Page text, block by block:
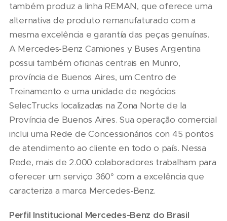
também produz a linha REMAN, que oferece uma
alternativa de produto remanufaturado com a
mesma excelência e garantía das peças genuínas.
A Mercedes-Benz Camiones y Buses Argentina
possui também oficinas centrais en Munro,
província de Buenos Aires, um Centro de
Treinamento e uma unidade de negócios
SelecTrucks localizadas na Zona Norte de la
Província de Buenos Aires. Sua operação comercial
inclui uma Rede de Concessionários con 45 pontos
de atendimento ao cliente en todo o país. Nessa
Rede, mais de 2.000 colaboradores trabalham para
oferecer um serviço 360° com a excelência que
caracteriza a marca Mercedes-Benz.
Perfil Institucional Mercedes-Benz do Brasil